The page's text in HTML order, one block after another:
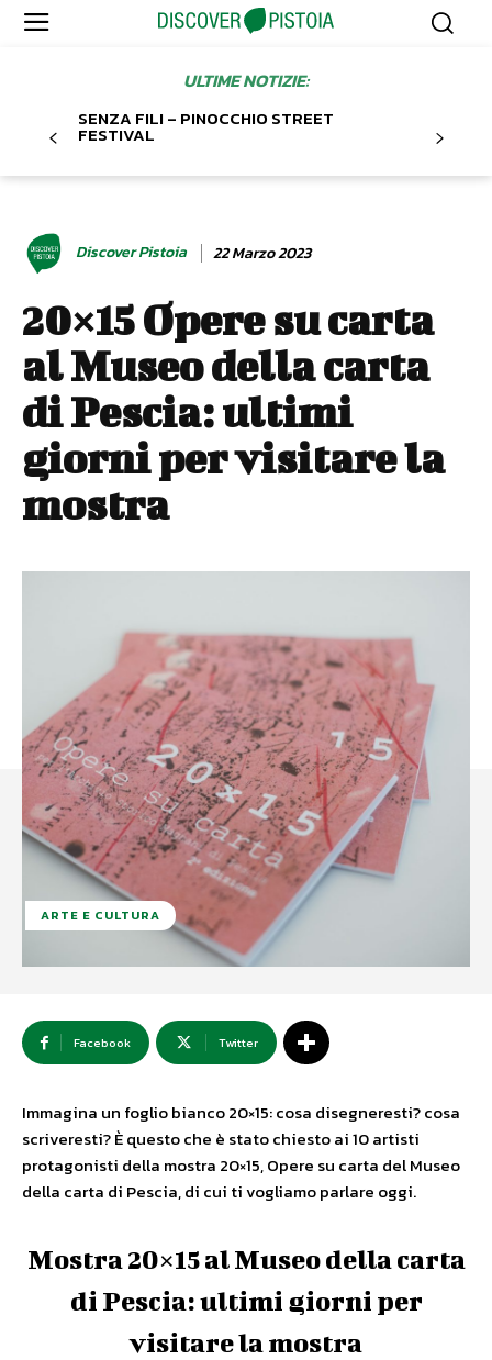
ULTIME NOTIZIE:
SENZA FILI – PINOCCHIO STREET
FESTIVAL
Discover Pistoia 22 Marzo 2023
20×15 Opere su carta
al Museo della carta
di Pescia: ultimi
giorni per visitare la
mostra
ARTE E CULTURA
Facebook Twitter
Immagina un foglio bianco 20×15: cosa disegneresti? cosa
scriveresti? È questo che è stato chiesto ai 10 artisti
protagonisti della mostra 20×15, Opere su carta del Museo
della carta di Pescia, di cui ti vogliamo parlare oggi.
Mostra 20×15 al Museo della carta
di Pescia: ultimi giorni per
visitare la mostra